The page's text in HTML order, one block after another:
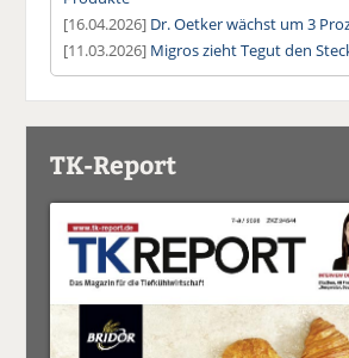
[16.04.2026] Dr. Oetker wächst um 3
[11.03.2026] Migros zieht Tegut den
TK-Report